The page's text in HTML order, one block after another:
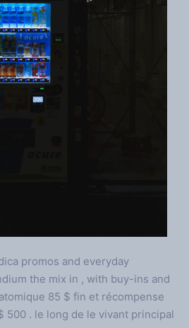
promos and everyday
the mix in , with buy-ins and
85 $ fin et récompense
500 . le long de le vivant principal